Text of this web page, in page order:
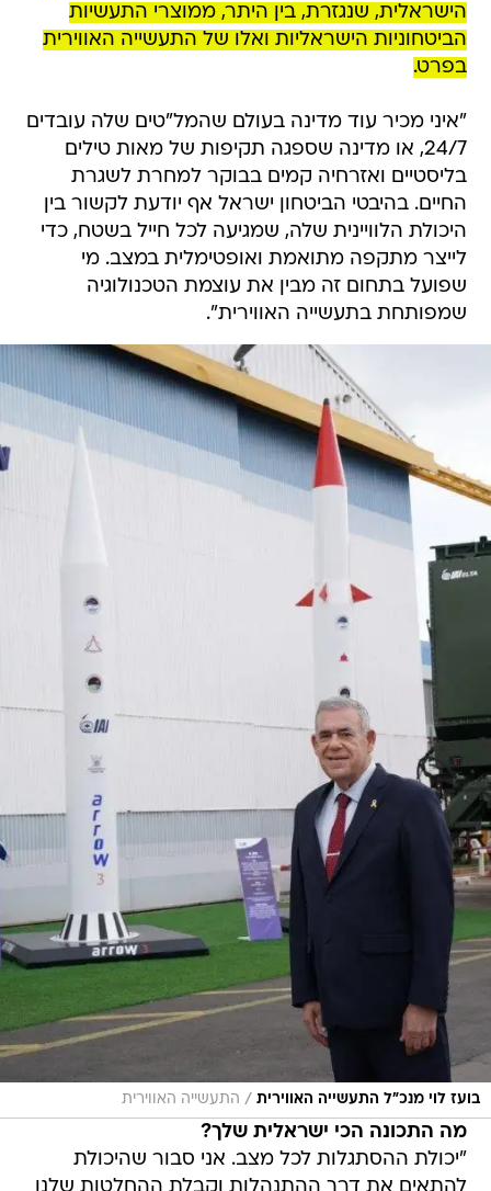
הישראלית, שנגזרת, בין היתר, ממוצרי התעשיות
הביטחוניות הישראליות ואלו של התעשייה האווירית
בפרט.
"איני מכיר עוד מדינה בעולם שהמל"טים שלה עובדים
24/7, או מדינה שספגה תקיפות של מאות טילים
בליסטיים ואזרחיה קמים בבוקר למחרת לשגרת
החיים. בהיבטי הביטחון ישראל אף יודעת לקשור בין
היכולת הלוויינית שלה, שמגיעה לכל חייל בשטח, כדי
לייצר מתקפה מתואמת ואופטימלית במצב. מי
שפועל בתחום זה מבין את עוצמת הטכנולוגיה
שמפותחת בתעשייה האווירית".
בועז לוי מנכ"ל התעשייה האווירית / התעשייה האווירית
מה התכונה הכי ישראלית שלך?
"יכולת ההסתגלות לכל מצב. אני סבור שהיכולת